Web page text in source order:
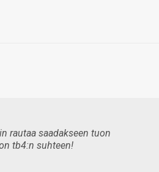
rautaa saadakseen tuon
tb4:n suhteen!